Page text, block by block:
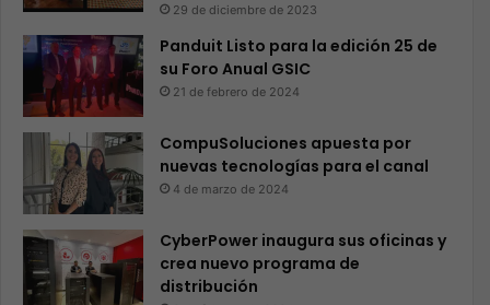
29 de diciembre de 2023
Panduit Listo para la edición 25 de
su Foro Anual GSIC
21 de febrero de 2024
CompuSoluciones apuesta por
nuevas tecnologías para el canal
4 de marzo de 2024
CyberPower inaugura sus oficinas y
crea nuevo programa de
distribución